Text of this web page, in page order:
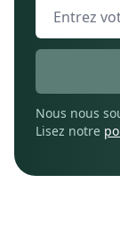
Adresse e-
Nous nous
Lisez notre